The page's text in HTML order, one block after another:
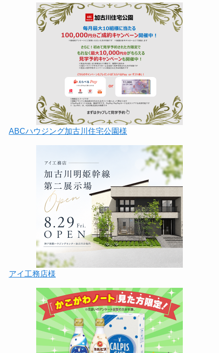
ABCハウジング加古川住宅公園様
アイ工務店様